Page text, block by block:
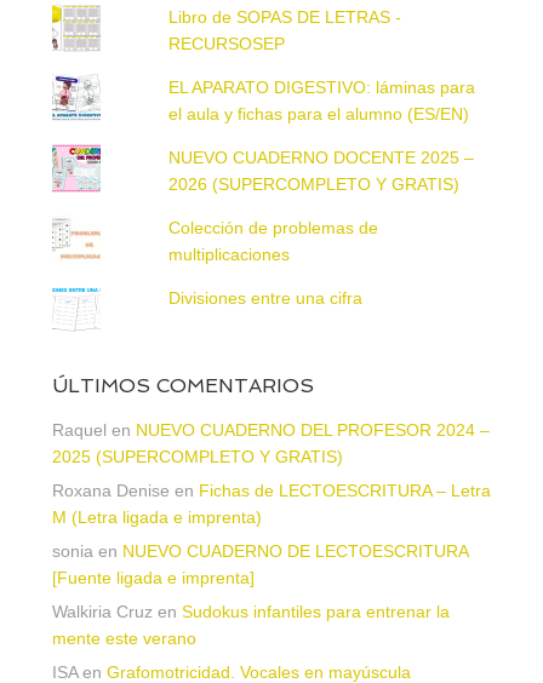
Libro de SOPAS DE LETRAS -
RECURSOSEP
EL APARATO DIGESTIVO: láminas para
el aula y fichas para el alumno (ES/EN)
NUEVO CUADERNO DOCENTE 2025 –
2026 (SUPERCOMPLETO Y GRATIS)
Colección de problemas de
multiplicaciones
Divisiones entre una cifra
ÚLTIMOS COMENTARIOS
Raquel en NUEVO CUADERNO DEL PROFESOR 2024 –
2025 (SUPERCOMPLETO Y GRATIS)
Roxana Denise en Fichas de LECTOESCRITURA – Letra
M (Letra ligada e imprenta)
sonia en NUEVO CUADERNO DE LECTOESCRITURA
[Fuente ligada e imprenta]
Walkiria Cruz en Sudokus infantiles para entrenar la
mente este verano
ISAen Grafomotricidad. Vocales en mayúscula